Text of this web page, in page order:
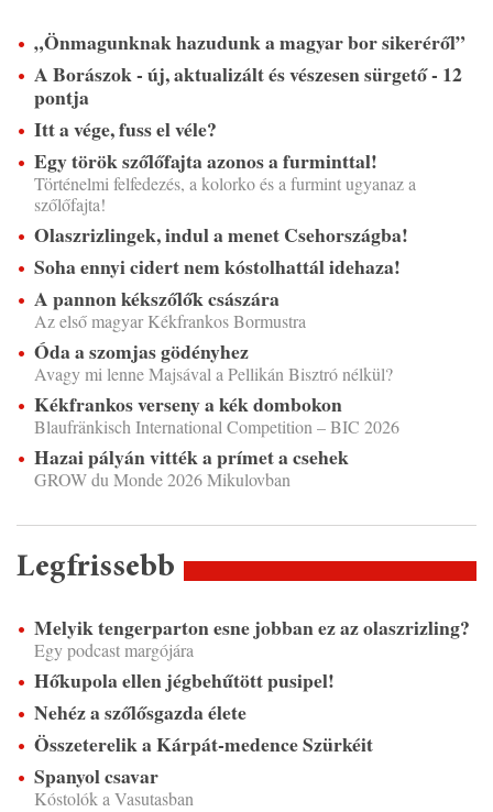
„Önmagunknak hazudunk a magyar bor sikeréről”
A Borászok - új, aktualizált és vészesen sürgető - 12
pontja
Itt a vége, fuss el véle?
Egy török szőlőfajta azonos a furminttal!
Történelmi felfedezés, a kolorko és a furmint ugyanaz a
szőlőfajta!
Olaszrizlingek, indul a menet Csehországba!
Soha ennyi cidert nem kóstolhattál idehaza!
A pannon kékszőlők császára
Az első magyar Kékfrankos Bormustra
Óda a szomjas gödényhez
Avagy mi lenne Majsával a Pellikán Bisztró nélkül?
Kékfrankos verseny a kék dombokon
Blaufränkisch International Competition – BIC 2026
Hazai pályán vitték a prímet a csehek
GROW du Monde 2026 Mikulovban
Legfrissebb
Melyik tengerparton esne jobban ez az olaszrizling?
Egy podcast margójára
Hőkupola ellen jégbehűtött pusipel!
Nehéz a szőlősgazda élete
Összeterelik a Kárpát-medence Szürkéit
Spanyol csavar
Kóstolók a Vasutasban